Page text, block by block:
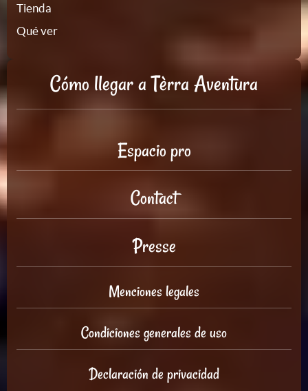
Tienda
Qué ver
Cómo llegar a Tèrra Aventura
Espacio pro
Contact
Presse
Menciones legales
Condiciones generales de uso
Declaración de privacidad